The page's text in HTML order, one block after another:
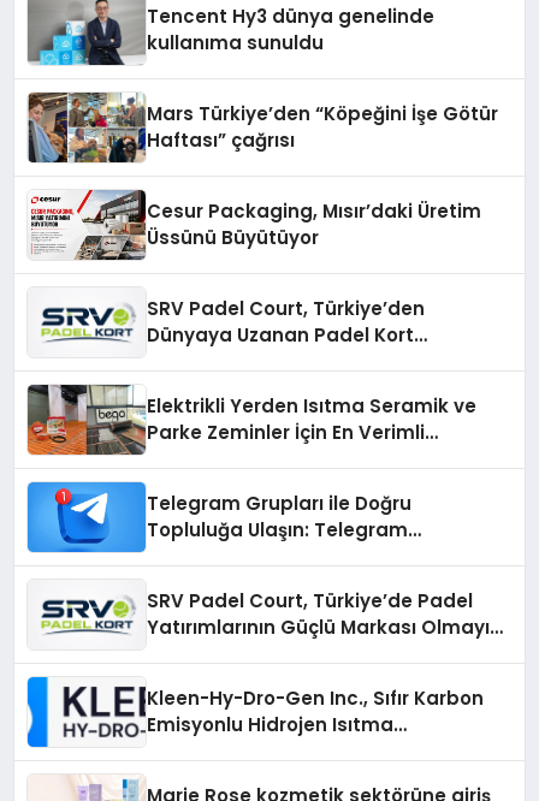
Tencent Hy3 dünya genelinde
kullanıma sunuldu
Mars Türkiye’den “Köpeğini İşe Götür
Haftası” çağrısı
Cesur Packaging, Mısır’daki Üretim
Üssünü Büyütüyor
SRV Padel Court, Türkiye’den
Dünyaya Uzanan Padel Kort
Elektrikli Yerden Isıtma Seramik ve
Parke Zeminler İçin En Verimli
Telegram Grupları ile Doğru
Topluluğa Ulaşın: Telegram
SRV Padel Court, Türkiye’de Padel
Yatırımlarının Güçlü Markası Olmayı
Kleen-Hy-Dro-Gen Inc., Sıfır Karbon
Emisyonlu Hidrojen Isıtma
Marie Rose kozmetik sektörüne giriş